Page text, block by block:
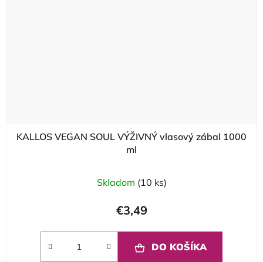
KALLOS VEGAN SOUL VÝŽIVNÝ vlasový zábal 1000
ml
Skladom (10 ks)
€3,49
DO KOŠÍKA